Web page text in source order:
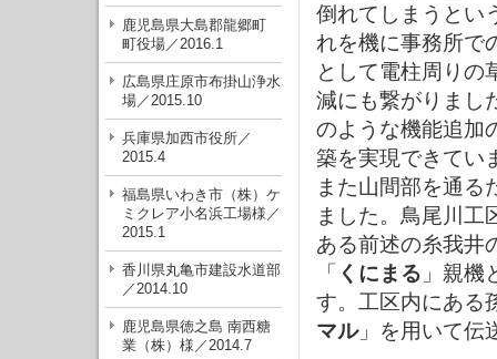
鹿児島県大島郡龍郷町
町役場／2016.1
広島県庄原市布掛山浄水
場／2015.10
兵庫県加西市役所／
2015.4
福島県いわき市（株）ケ
ミクレア小名浜工場様／
2015.1
香川県丸亀市建設水道部
／2014.10
鹿児島県徳之島 南西糖
業（株）様／2014.7
倒れてしまうとい
れを機に事務所で
として電柱周りの
減にも繋がりまし
のような機能追加
築を実現できてい
また山間部を通る
ました。鳥尾川工
ある前述の糸我井
「 くにまる 」親機
す。工区内にある
マル」を用いて伝